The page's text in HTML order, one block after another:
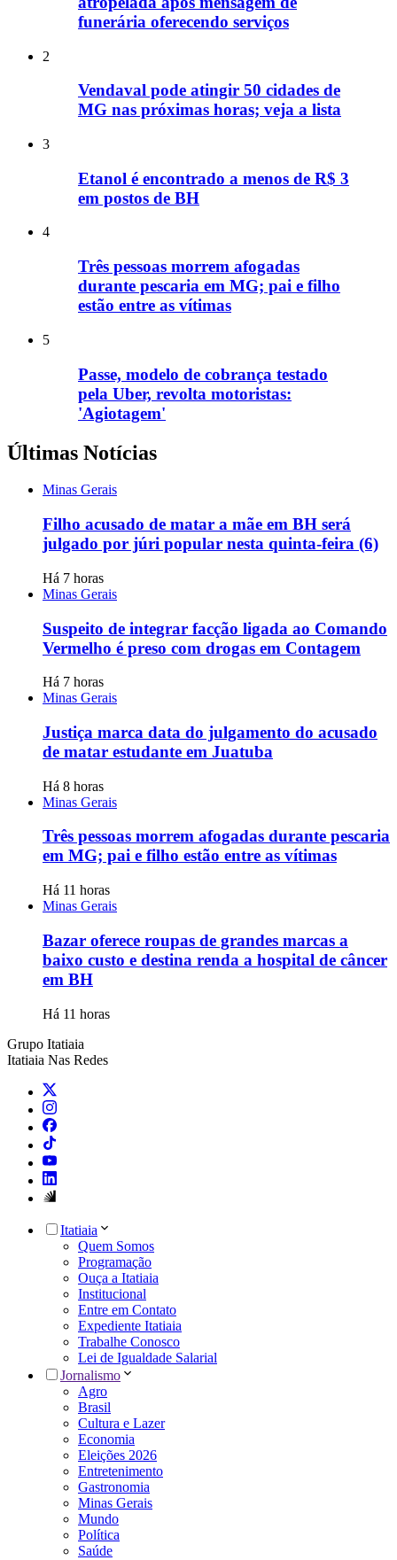
funerária oferecendo serviços
2
Vendaval pode atingir 50 cidades de
MG nas próximas horas; veja a lista
3
Etanol é encontrado a menos de R$ 3
em postos de BH
4
Três pessoas morrem afogadas
durante pescaria em MG; pai e filho
estão entre as vítimas
5
Passe, modelo de cobrança testado
pela Uber, revolta motoristas:
'Agiotagem'
Últimas Notícias
Minas Gerais
Filho acusado de matar a mãe em BH será
julgado por júri popular nesta quinta-feira (6)
Há 7 horas
Minas Gerais
Suspeito de integrar facção ligada ao Comando
Vermelho é preso com drogas em Contagem
Há 7 horas
Minas Gerais
Justiça marca data do julgamento do acusado
de matar estudante em Juatuba
Há 8 horas
Minas Gerais
Três pessoas morrem afogadas durante pescaria
em MG; pai e filho estão entre as vítimas
Há 11 horas
Minas Gerais
Bazar oferece roupas de grandes marcas a
baixo custo e destina renda a hospital de câncer
em BH
Há 11 horas
Grupo Itatiaia
Itatiaia Nas Redes
Itatiaia
Quem Somos
Programação
Ouça a Itatiaia
Institucional
Entre em Contato
Expediente Itatiaia
Trabalhe Conosco
Lei de Igualdade Salarial
Jornalismo
Agro
Brasil
Cultura e Lazer
Economia
Eleições 2026
Entretenimento
Gastronomia
Minas Gerais
Mundo
Política
Saúde